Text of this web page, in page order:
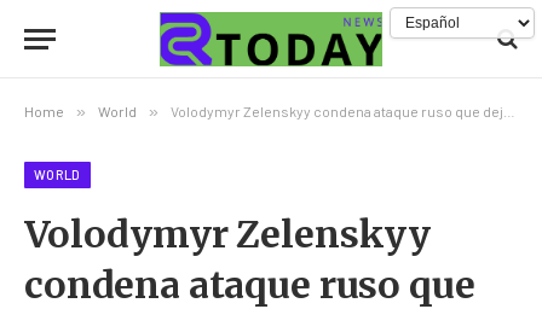
Home » World » Volodymyr Zelenskyy condena ataque ruso que deja 22 muertos
WORLD
Volodymyr Zelenskyy
condena ataque ruso que